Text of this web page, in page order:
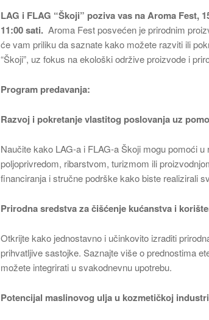
LAG i FLAG “Škoji” poziva vas na Aroma Fest,
11:00 sati. Aroma Fest posvećen je prirodnim
će vam priliku da saznate kako možete razviti ili
“Škoji”, uz fokus na ekološki održive proizvode i
Program predavanja:
Razvoj i pokretanje vlastitog poslovanja uz
Naučite kako LAG-a i FLAG-a Škoji mogu pomoći
poljoprivredom, ribarstvom, turizmom ili
financiranja i stručne podrške kako biste realizirali
Prirodna sredstva za čišćenje kućanstva i
Otkrijte kako jednostavno i učinkovito izraditi
prihvatljive sastojke. Saznajte više o prednostima
možete integrirati u svakodnevnu upotrebu.
Potencijal maslinovog ulja u kozmetičkoj